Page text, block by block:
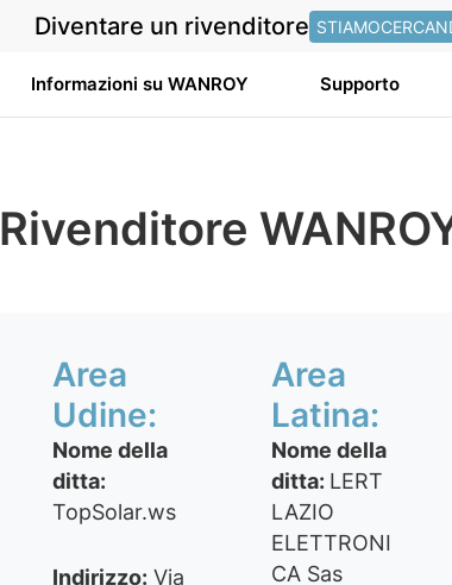
Diventare un rivenditore
Informazioni su WANROY Supporto
Rivenditore
Area
Udine:
Nome della
ditta:
TopSolar.ws
Indirizzo: Via
Area
Latina:
Nome della
ditta: LERT
LAZIO
ELETTRONI
CA Sas